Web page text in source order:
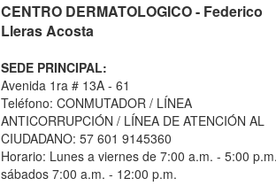
CENTRO DERMATOLOGICO - Federico
Lleras Acosta
SEDE PRINCIPAL:
Avenida 1ra # 13A - 61
Teléfono: CONMUTADOR / LÍNEA
ANTICORRUPCIÓN / LÍNEA DE ATENCIÓN AL
CIUDADANO: 57 601 9145360
Horario: Lunes a viernes de 7:00 a.m. - 5:00
sábados 7:00 a.m. - 12:00 p.m.